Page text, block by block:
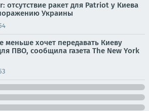
отсутствие ракет для Patriot у Киева
Украины
меньше хочет передавать Киеву
ПВО, сообщила газета The New York